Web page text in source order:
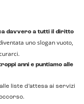
davvero a tutti il diritto
uno slogan vuoto,
anni e puntiamo alle
liste d’attesa ai servizi